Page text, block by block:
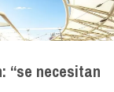
“se necesitan